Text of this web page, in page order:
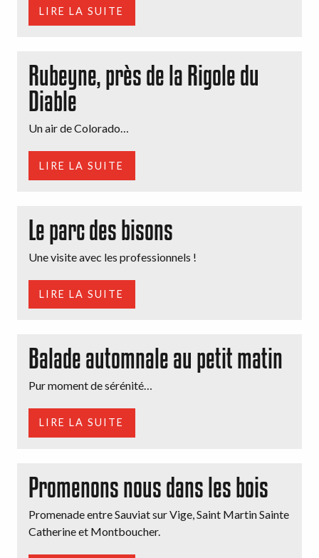
LIRE LA SUITE
Rubeyne, près de la Rigole du
Diable
Un air de Colorado…
LIRE LA SUITE
Le parc des bisons
Une visite avec les professionnels !
LIRE LA SUITE
Balade automnale au petit matin
Pur moment de sérénité…
LIRE LA SUITE
Promenons nous dans les bois
Promenade entre Sauviat sur Vige, Saint Martin Sainte
Catherine et Montboucher.